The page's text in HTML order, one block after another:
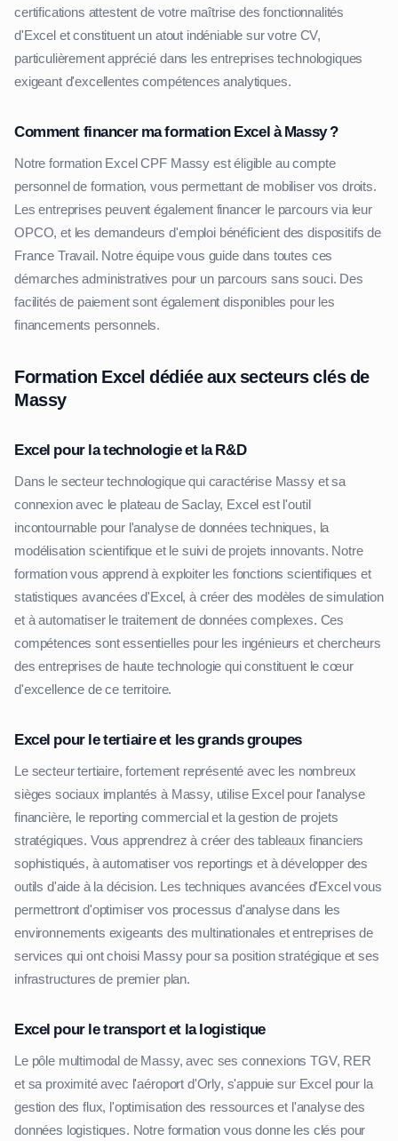
certifications attestent de votre maîtrise des fonctionnalités
d'Excel et constituent un atout indéniable sur votre CV,
particulièrement apprécié dans les entreprises technologiques
exigeant d'excellentes compétences analytiques.
Comment financer ma formation Excel à Massy ?
Notre formation Excel CPF Massy est éligible au compte
personnel de formation, vous permettant de mobiliser vos droits.
Les entreprises peuvent également financer le parcours via leur
OPCO, et les demandeurs d'emploi bénéficient des dispositifs de
France Travail. Notre équipe vous guide dans toutes ces
démarches administratives pour un parcours sans souci. Des
facilités de paiement sont également disponibles pour les
financements personnels.
Formation Excel dédiée aux secteurs clés de
Massy
Excel pour la technologie et la R&D
Dans le secteur technologique qui caractérise Massy et sa
connexion avec le plateau de Saclay, Excel est l'outil
incontournable pour l'analyse de données techniques, la
modélisation scientifique et le suivi de projets innovants. Notre
formation vous apprend à exploiter les fonctions scientifiques et
statistiques avancées d'Excel, à créer des modèles de simulation
et à automatiser le traitement de données complexes. Ces
compétences sont essentielles pour les ingénieurs et chercheurs
des entreprises de haute technologie qui constituent le cœur
d'excellence de ce territoire.
Excel pour le tertiaire et les grands groupes
Le secteur tertiaire, fortement représenté avec les nombreux
sièges sociaux implantés à Massy, utilise Excel pour l'analyse
financière, le reporting commercial et la gestion de projets
stratégiques. Vous apprendrez à créer des tableaux financiers
sophistiqués, à automatiser vos reportings et à développer des
outils d'aide à la décision. Les techniques avancées d'Excel vous
permettront d'optimiser vos processus d'analyse dans les
environnements exigeants des multinationales et entreprises de
services qui ont choisi Massy pour sa position stratégique et ses
infrastructures de premier plan.
Excel pour le transport et la logistique
Le pôle multimodal de Massy, avec ses connexions TGV, RER
et sa proximité avec l'aéroport d'Orly, s'appuie sur Excel pour la
gestion des flux, l'optimisation des ressources et l'analyse des
données logistiques. Notre formation vous donne les clés pour